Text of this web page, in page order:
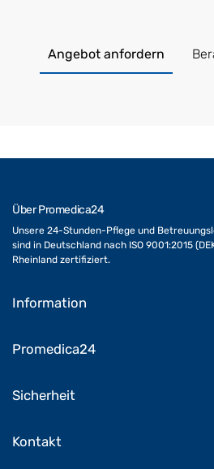
Angebot anfordern
Über Promedica24
Unsere 24-Stunden-Pflege und
sind in Deutschland nach ISO 9001:2015
Rheinland zertifiziert.
Information
Promedica24
Sicherheit
Kontakt